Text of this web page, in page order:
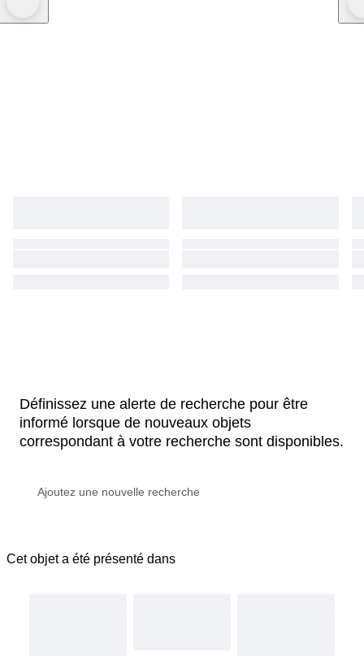
Définissez une alerte de recherche pour être
informé lorsque de nouveaux objets
correspondant à votre recherche sont disponibles.
Cet objet a été présenté dans